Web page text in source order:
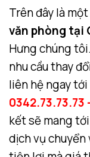
Trên đây là
văn phòng tại
Hưng chúng
nhu cầu thay
liên hệ ngay
0342.73.73.73
kết sẽ mang
dịch vụ chuyển